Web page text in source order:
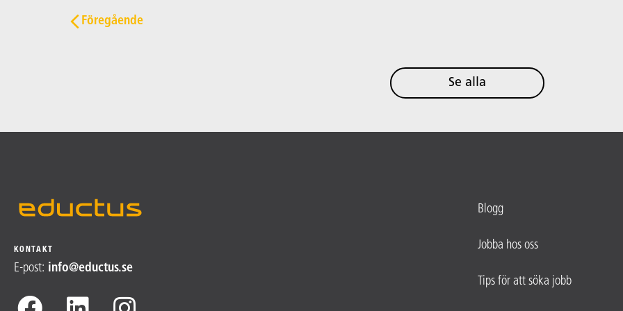
Post navigation
Föregående
Se alla
KONTAKT
E-post: info@​eductus.se
Blogg
Jobba hos oss
Tips för att söka jobb